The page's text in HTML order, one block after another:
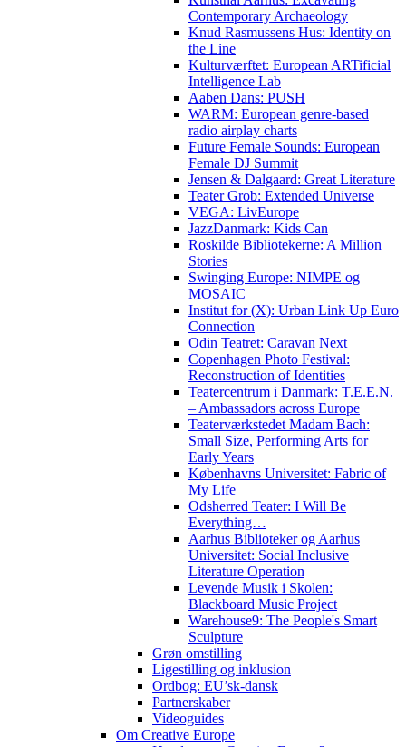
Contemporary Archaeology
Knud Rasmussens Hus: Identity on
the Line
Kulturværftet: European ARTificial
Intelligence Lab
Aaben Dans: PUSH
WARM: European genre-based
radio airplay charts
Future Female Sounds: European
Female DJ Summit
Jensen & Dalgaard: Great Literature
Teater Grob: Extended Universe
VEGA: LivEurope
JazzDanmark: Kids Can
Roskilde Bibliotekerne: A Million
Stories
Swinging Europe: NIMPE og
MOSAIC
Institut for (X): Urban Link Up Euro
Connection
Odin Teatret: Caravan Next
Copenhagen Photo Festival:
Reconstruction of Identities
Teatercentrum i Danmark: T.E.E.N.
– Ambassadors across Europe
Teaterværkstedet Madam Bach:
Small Size, Performing Arts for
Early Years
Københavns Universitet: Fabric of
My Life
Odsherred Teater: I Will Be
Everything…
Aarhus Biblioteker og Aarhus
Universitet: Social Inclusive
Literature Operation
Levende Musik i Skolen:
Blackboard Music Project
Warehouse9: The People's Smart
Sculpture
Grøn omstilling
Ligestilling og inklusion
Ordbog: EU’sk-dansk
Partnerskaber
Videoguides
Om Creative Europe